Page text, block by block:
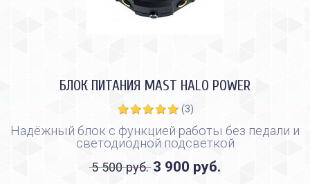
БЛОК ПИТАНИЯ MAST HALO POWER
(3)
Надёжный блок с функцией работы без педали и
светодиодной подсветкой
5 500 руб. 3 900 руб.